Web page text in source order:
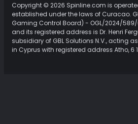
Copyright © 2026 Spinline.com is
established under the laws of Curacao.
Gaming Control Board) - OGL/2024/589/
and its registered address is Dr. Henri
subsidiary of GBL Solutions N.V., acting
in Cyprus with registered address Atho, 6